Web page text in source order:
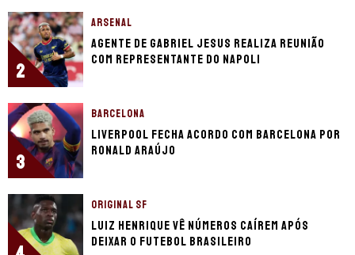
2
ARSENAL
Agente de Gabriel Jesus realiza reunião
com representante do Napoli
3
BARCELONA
Liverpool fecha acordo com Barcelona por
Ronald Araújo
ORIGINAL SF
Luiz Henrique vê números caírem após
deixar o futebol brasileiro